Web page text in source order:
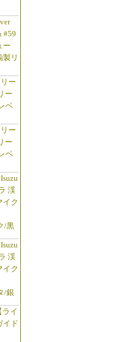
#59
ー
製リ
ー
ー
ベ
ー
ー
ベ
渓
イク
/黒
渓
イク
/銀
ライ
イド